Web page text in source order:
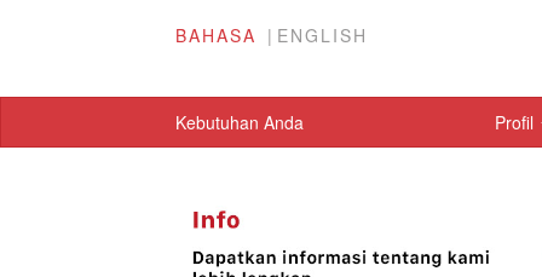
BAHASA ENGLISH
Kebutuhan Anda Profil